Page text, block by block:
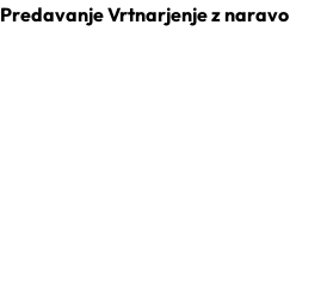
Predavanje Vrtnarjenje z naravo